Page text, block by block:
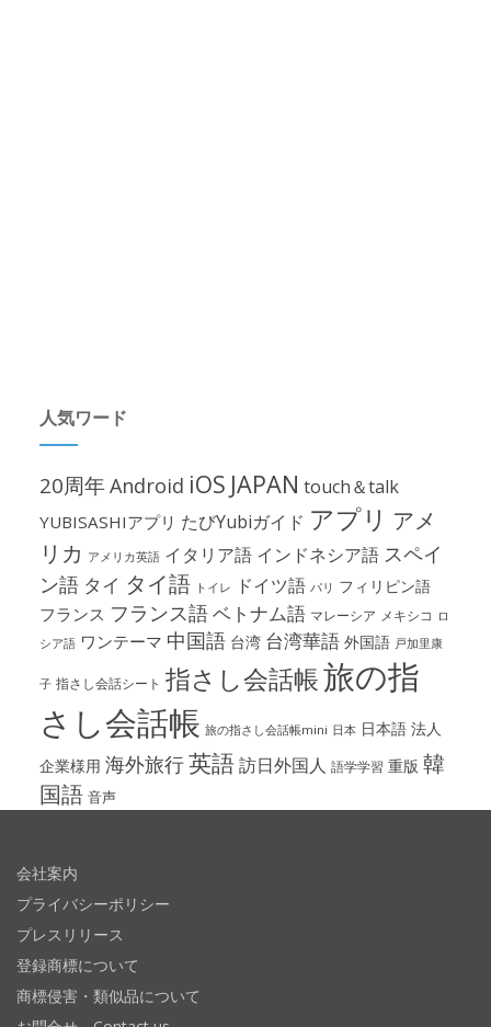
人気ワード
20周年Android iOS JAPAN touch＆talk
YUBISASHIアプリ たびYubiガイド アプリ アメ
リカ アメリカ英語 イタリア語 インドネシア語 スペイ
ン語 タイ タイ語 トイレ ドイツ語 パリ フィリピン語
フランス フランス語ベトナム語 マレーシア メキシコ ロ
シア語 ワンテーマ 中国語 台湾 台湾華語 外国語 戸加里康
子 指さし会話シート 指さし会話帳旅の指
さし会話帳 旅の指さし会話帳mini 日本 日本語 法人
企業様用 海外旅行英語訪日外国人 語学学習 重版 韓
国語 音声
会社案内
プライバシーポリシー
プレスリリース
登録商標について
商標侵害・類似品について